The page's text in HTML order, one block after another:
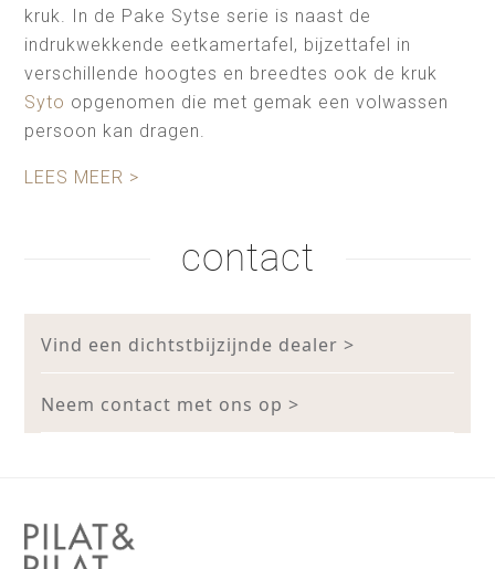
kruk. In de Pake Sytse serie is naast de
indrukwekkende eetkamertafel, bijzettafel in
verschillende hoogtes en breedtes ook de kruk
Syto opgenomen die met gemak een volwassen
persoon kan dragen.
LEES MEER >
contact
Vind een dichtstbijzijnde dealer >
Neem contact met ons op >